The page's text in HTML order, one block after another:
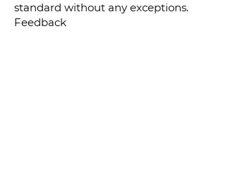
standard without any exceptions.
Feedback